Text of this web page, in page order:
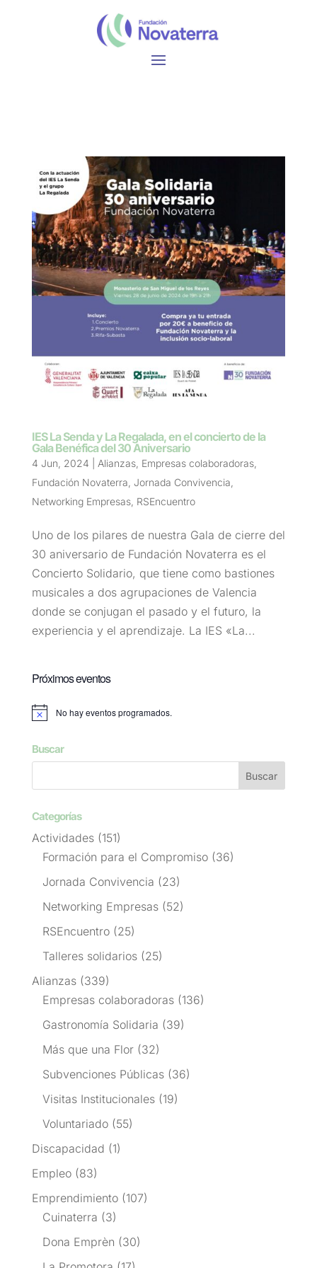
IES La Senda y La Regalada, en el concierto de la
Gala Benéfica del 30 Aniversario
4 Jun, 2024 Alianzas, Empresas colaboradoras,
Fundación Novaterra Jornada Convivencia
Networking Empresas, RSEncuentro
Uno de los pilares de nuestra Gala de cierre del
30 aniversario de Fundación Novaterra es el
Concierto Solidario, que tiene como bastiones
musicales a dos agrupaciones de Valencia
donde se conjugan el pasado y el futuro, la
experiencia y el aprendizaje. La IES «La...
Próximos eventos
Aviso No hay eventos programados.
Buscar
Categorías
Actividades(151)
Formación para el Compromiso(36)
Jornada Convivencia (23)
Networking Empresas(52)
RSEncuentro(25)
Talleres solidarios(25)
Alianzas(339)
Empresas colaboradoras(136)
Gastronomía Solidaria (39)
Más que una Flor(32)
Subvenciones Públicas(36)
Visitas Institucionales(19)
Voluntariado(55)
Discapacidad (1)
Empleo(83)
Emprendimiento(107)
Cuinaterra (3)
Dona Emprèn (30)